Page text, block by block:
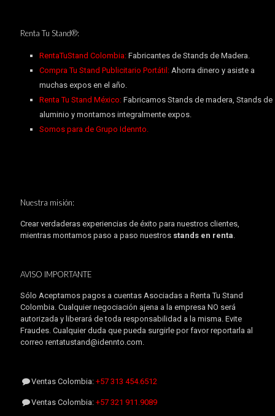
Renta Tu Stand®:
RentaTuStand Colombia: Fabricantes de Stands de Madera.
Compra Tu Stand Publicitario Portátil:Ahorra dinero y asiste a
muchas expos en el año.
Renta Tu Stand México:Fabricamos Stands de madera, Stands de
aluminio y montamos integralmente expos.
Somos para de Grupo Idennto.
Nuestra misión:
Crear verdaderas experiencias de éxito para nuestros clientes,
mientras montamos paso a paso nuestros stands en renta.
AVISO IMPORTANTE
Sólo Aceptamos pagos a cuentas Asociadas a Renta Tu Stand
Colombia. Cualquier negociación ajena a la empresa NO será
autorizada y liberará de toda responsabilidad a la misma. Evite
Fraudes. Cualquier duda que pueda surgirle por favor reportarla al
correo rentatustand@idennto.com.
Ventas Colombia:+57 313 454.6512
Ventas Colombia:+57 321 911.9089